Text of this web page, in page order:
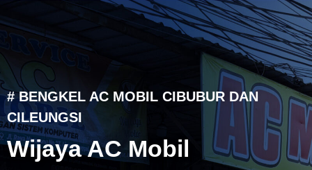
# BENGKEL AC MOBIL CIBUBUR DAN
CILEUNGSI
Wijaya AC Mobil